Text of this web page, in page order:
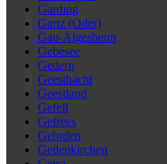
Garding
Gartz (Oder)
Gau-Algesheim
Gebesee
Gedern
Geesthacht
Geestland
Gefell
Gefrees
Gehrden
Geilenkirchen